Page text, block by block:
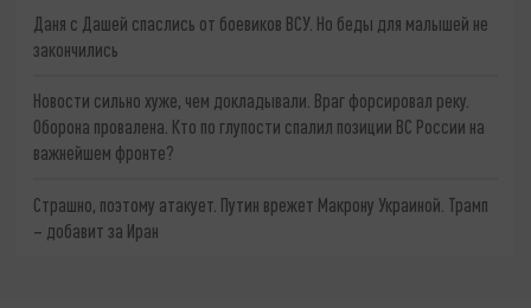
Даня с Дашей спаслись от боевиков ВСУ. Но беды для малышей не
закончились
Новости сильно хуже, чем докладывали. Враг форсировал реку.
Оборона провалена. Кто по глупости спалил позиции ВС России на
важнейшем фронте?
Страшно, поэтому атакует. Путин врежет Макрону Украиной. Трамп
– добавит за Иран